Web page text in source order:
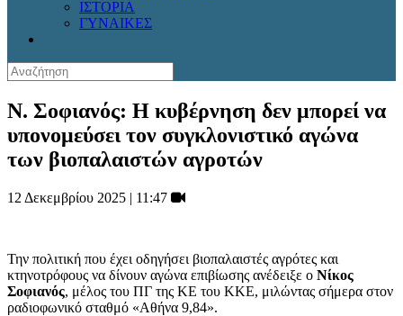
ΙΣΤΟΡΙΑ
ΓΥΝΑΙΚΕΣ
Ν. Σοφιανός: Η κυβέρνηση δεν μπορεί να
υπονομεύσει τον συγκλονιστικό αγώνα
των βιοπαλαιστών αγροτών
12 Δεκεμβρίου 2025 | 11:47
Την πολιτική που έχει οδηγήσει βιοπαλαιστές αγρότες και
κτηνοτρόφους να δίνουν αγώνα επιβίωσης ανέδειξε ο Νίκος
Σοφιανός, μέλος του ΠΓ της ΚΕ του ΚΚΕ, μιλώντας σήμερα στον
ραδιοφωνικό σταθμό «Αθήνα 9,84».